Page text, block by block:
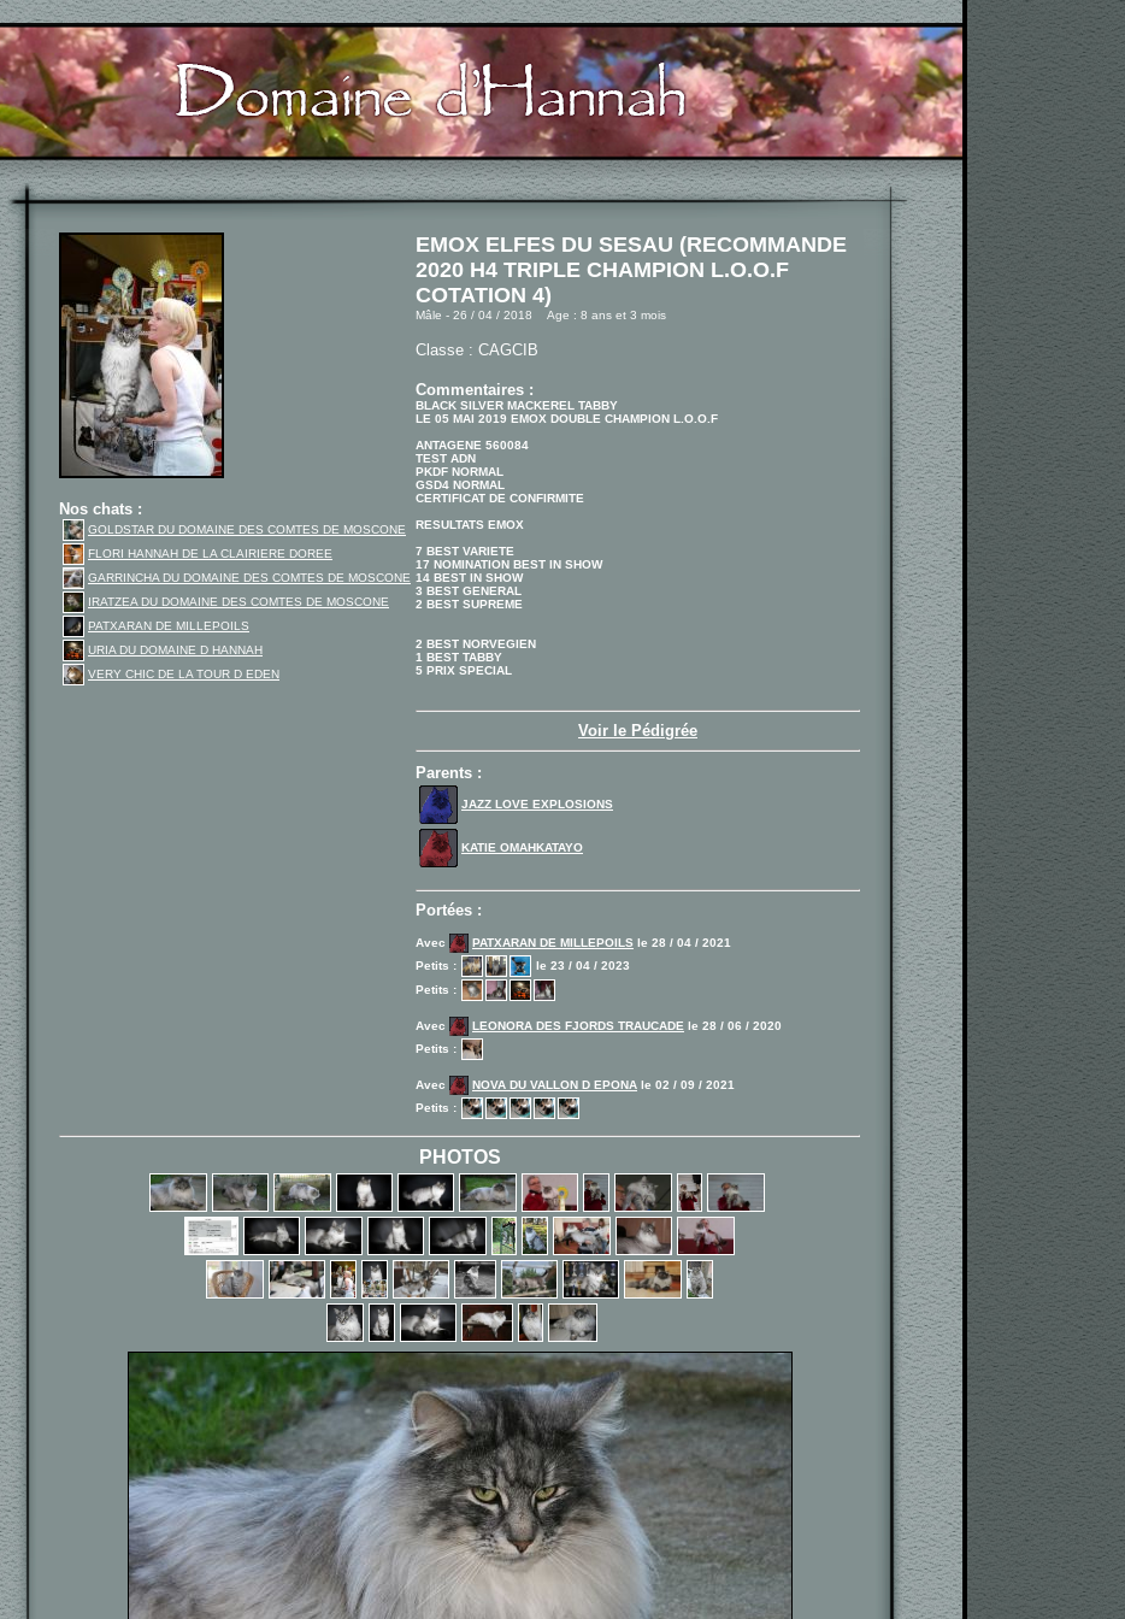
Nos chats :
GOLDSTAR DU DOMAINE DES COMTES DE MOSCONE
FLORI HANNAH DE LA CLAIRIERE DOREE
GARRINCHA DU DOMAINE DES COMTES DE MOSCONE
IRATZEA DU DOMAINE DES COMTES DE MOSCONE
PATXARAN DE MILLEPOILS
URIA DU DOMAINE D HANNAH
VERY CHIC DE LA TOUR D EDEN
EMOX ELFES DU SESAU (RECOMMANDE
2020 H4 TRIPLE CHAMPION L.O.O.F
COTATION 4)
Mâle - 26 / 04 / 2018 Age : 8 ans et 3 mois
Classe : CAGCIB
Commentaires :
BLACK SILVER MACKEREL TABBY
LE 05 MAI 2019 EMOX DOUBLE CHAMPION L.O.O.F
ANTAGENE 560084
TEST ADN
PKDF NORMAL
GSD4 NORMAL
CERTIFICAT DE CONFIRMITE
RESULTATS EMOX
7 BEST VARIETE
17 NOMINATION BEST IN SHOW
14 BEST IN SHOW
3 BEST GENERAL
2 BEST SUPREME
2 BEST NORVEGIEN
1 BEST TABBY
5 PRIX SPECIAL
Voir le Pédigrée
Parents :
JAZZ LOVE EXPLOSIONS
KATIE OMAHKATAYO
Portées :
Avec PATXARAN DE MILLEPOILS le 28 / 04 / 2021
Petits :
le 23 / 04 / 2023
Petits :
Avec LEONORA DES FJORDS TRAUCADE le 28 / 06 / 2020
Petits :
Avec NOVA DU VALLON D EPONA le 02 / 09 / 2021
Petits :
PHOTOS